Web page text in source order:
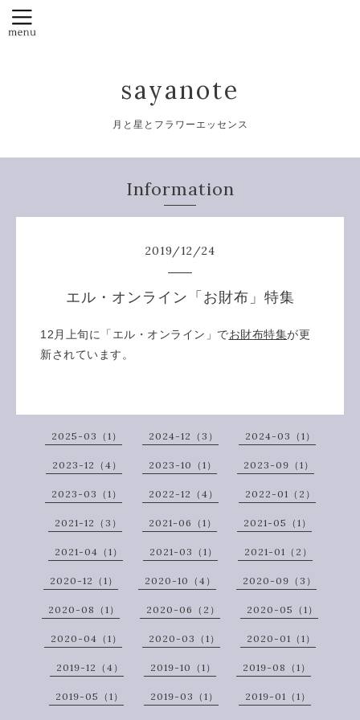
sayanote
月と星とフラワーエッセンス
Information
2019/12/24
エル・オンライン「お財布」特集
12月上旬に「エル・オンライン」でお財布特集が更
新されています。
2025-03（1） 2024-12（3） 2024-03（1）
2023-12（4） 2023-10（1） 2023-09（1）
2023-03（1） 2022-12（4） 2022-01（2）
2021-12（3） 2021-06（1） 2021-05（1）
2021-04（1） 2021-03（1） 2021-01（2）
2020-12（1） 2020-10（4） 2020-09（3）
2020-08（1） 2020-06（2） 2020-05（1）
2020-04（1） 2020-03（1） 2020-01（1）
2019-12（4） 2019-10（1） 2019-08（1）
2019-05（1） 2019-03（1） 2019-01（1）